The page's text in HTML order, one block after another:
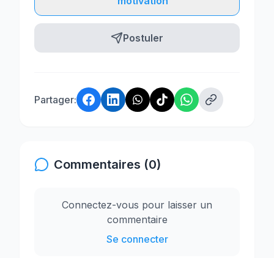
Postuler
Partager:
Commentaires (0)
Connectez-vous pour laisser un
commentaire
Se connecter